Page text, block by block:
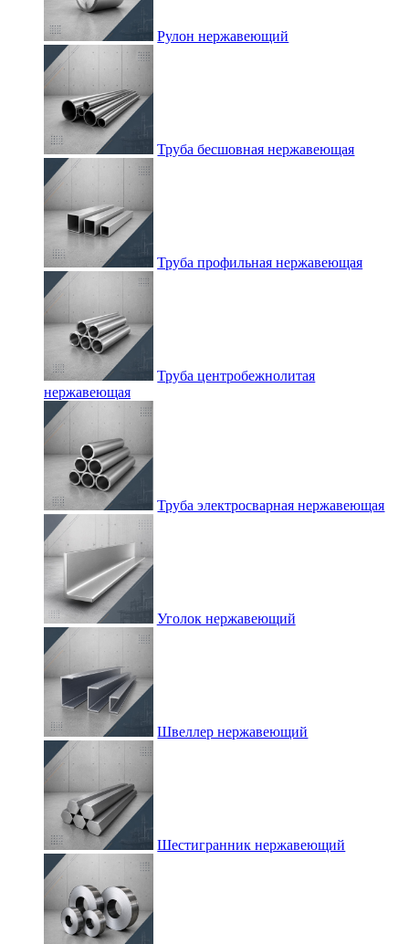
Рулон нержавеющий
Труба бесшовная нержавеющая
Труба профильная нержавеющая
Труба центробежнолитая
нержавеющая
Труба электросварная нержавеющая
Уголок нержавеющий
Швеллер нержавеющий
Шестигранник нержавеющий